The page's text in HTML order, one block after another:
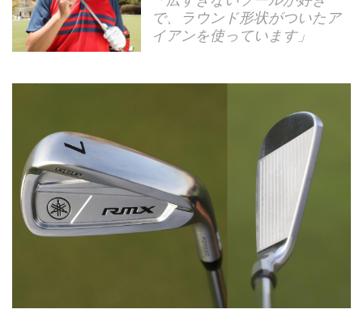
で、ラウンド形状がついたア
イアンを使っています」